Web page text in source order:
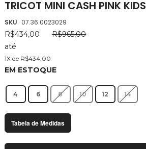
TRICOT MINI CASH PINK KIDS
SKU 07.36.0023029
R$434,00
R$965,00
até
1X de R$434,00
EM ESTOQUE
4 6 8 10 12 14
Tabela de Medidas
da
Galeria
de
imagens